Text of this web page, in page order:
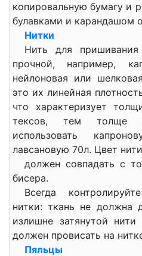
копировальную бумагу и
булавками и карандашом
Нитки
Нить для
прочной, например,
нейлоновая или
это их линейная
что характеризует
тексов, тем толще
использовать
лавсановую 70л. Цвет нити
должен совпадать с
бисера.
Всегда
нитки: ткань не должна
излишне затянутой
должен провисать на
Пяльцы